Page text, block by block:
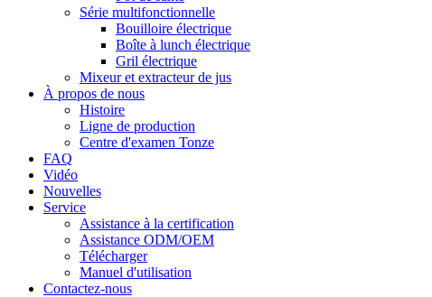
Série multifonctionnelle
Bouilloire électrique
Boîte à lunch électrique
Gril électrique
Mixeur et extracteur de jus
À propos de nous
Histoire
Ligne de production
Centre d'examen Tonze
FAQ
Vidéo
Nouvelles
Service
Assistance à la certification
Assistance ODM/OEM
Télécharger
Manuel d'utilisation
Contactez-nous